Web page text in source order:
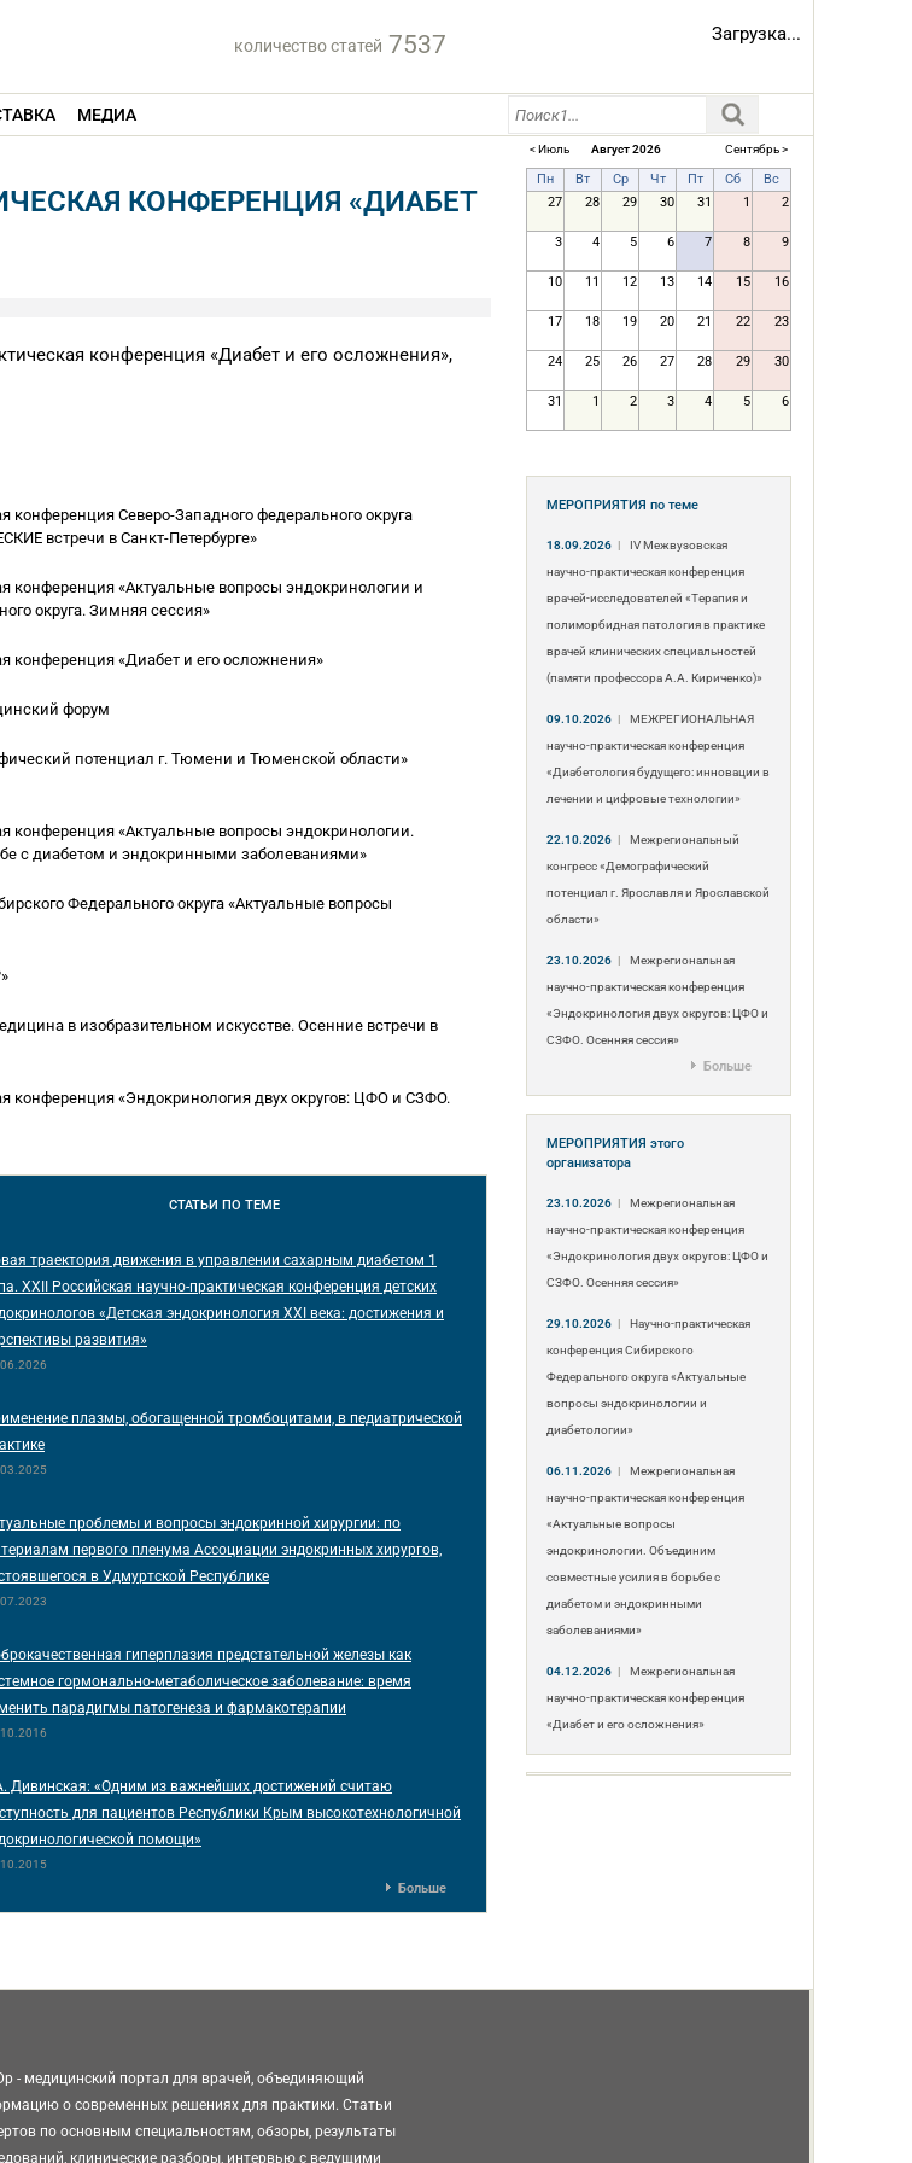
количество статей 7537 Загрузка...
МЕДИА
КОНФЕРЕНЦИЯ «ДИАБЕТ
конференция «Диабет и его осложнения»,
конференция Северо-Западного федерального округа
встречи в Санкт-Петербурге»
конференция «Актуальные вопросы эндокринологии и
округа. Зимняя сессия»
конференция «Диабет и его осложнения»
форум
потенциал г. Тюмени и Тюменской области»
конференция «Актуальные вопросы эндокринологии.
с диабетом и эндокринными заболеваниями»
Федерального округа «Актуальные вопросы
в изобразительном искусстве. Осенние встречи в
конференция «Эндокринология двух округов: ЦФО и СЗФО.
СТАТЬИ ПО ТЕМЕ
траектория движения в управлении сахарным диабетом 1
XXII Российская научно-практическая конференция детских
«Детская эндокринология XXI века: достижения и
развития»
плазмы, обогащенной тромбоцитами, в педиатрической
проблемы и вопросы эндокринной хирургии: по
первого пленума Ассоциации эндокринных хирургов,
в Удмуртской Республике
гиперплазия предстательной железы как
гормонально-метаболическое заболевание: время
парадигмы патогенеза и фармакотерапии
Дивинская: «Одним из важнейших достижений считаю
для пациентов Республики Крым высокотехнологичной
помощи»
Больше
< Июль Август 2026 Сентябрь >
Пн Вт Ср Чт Пт Сб
Вс
27
28 29 30 31 1 2
3 4 5 6 7 8 9
10 11 12 13 14 15 16
17 18 19 20 21 22 23
24 25 26 27 28 29 30
31 1 2 3 4 5 6
МЕРОПРИЯТИЯ по теме
18.09.2026 |
IV Межвузовская
научно-практическая конференция
врачей-исследователей «Терапия и
полиморбидная патология в практике
врачей клинических специальностей
(памяти профессора А.А. Кириченко)»
09.10.2026 |
МЕЖРЕГИОНАЛЬНАЯ
научно-практическая конференция
«Диабетология будущего: инновации в
лечении и цифровые технологии»
22.10.2026 |
Межрегиональный
конгресс «Демографический
потенциал г. Ярославля и Ярославской
области»
23.10.2026 |
Межрегиональная
научно-практическая конференция
«Эндокринология двух округов: ЦФО и
СЗФО. Осенняя сессия»
Больше
МЕРОПРИЯТИЯ этого
организатора
23.10.2026 |
Межрегиональная
научно-практическая конференция
«Эндокринология двух округов: ЦФО и
СЗФО. Осенняя сессия»
29.10.2026 |
Научно-практическая
конференция Сибирского
Федерального округа «Актуальные
вопросы эндокринологии и
диабетологии»
06.11.2026 |
Межрегиональная
научно-практическая конференция
«Актуальные вопросы
эндокринологии. Объединим
совместные усилия в борьбе с
диабетом и эндокринными
заболеваниями»
04.12.2026 |
Межрегиональная
научно-практическая конференция
«Диабет и его осложнения»
- медицинский портал для врачей, объединяющий
о современных решениях для практики. Статьи
по основным специальностям, обзоры, результаты
клинические разборы, интервью с ведущими